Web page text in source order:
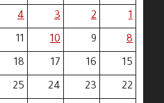
1
2
3
4
8
9
10
11
15
16
17
18
22
23
24
25